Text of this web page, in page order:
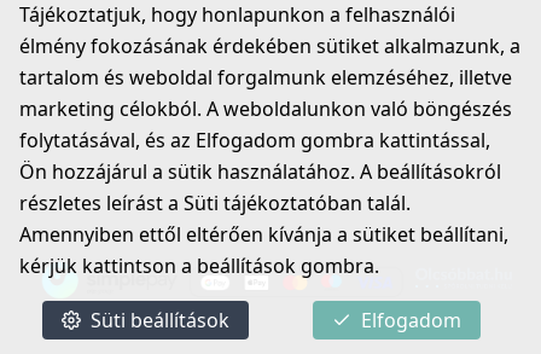
ELLECI - Csaptelep Tourmaline pure K86
MKKTOU86
109 990 Ft
Részletek
23 990 Ft
Részletek
ELLECI - ARS013GR Edényszárító Rollmat 440 szürke
ARS013GR
Tájékoztatjuk, hogy honlapunkon a felhasználói
élmény fokozásának érdekében sütiket alkalmazunk, a
tartalom és weboldal forgalmunk elemzéséhez, illetve
marketing célokból. A weboldalunkon való böngészés
folytatásával, és az Elfogadom gombra kattintással,
Ön hozzájárul a sütik használatához. A beállításokról
részletes leírást a Süti tájékoztatóban talál.
Amennyiben ettől eltérően kívánja a sütiket beállítani,
kérjük kattintson a beállítások gombra.
Süti beállítások Elfogadom